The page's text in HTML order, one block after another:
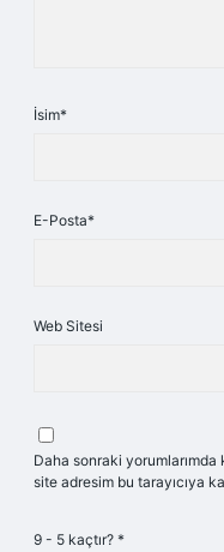
İsim*
E-Posta*
Web Sitesi
Daha sonraki yorumlarımda
site adresim bu tarayıcıya
9 - 5 kaçtır? *